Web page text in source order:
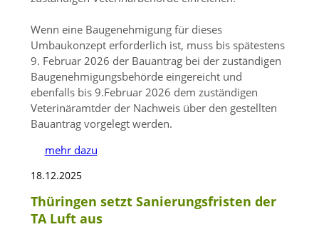
Wenn eine Baugenehmigung für dieses
Umbaukonzept erforderlich ist, muss bis spätestens
9. Februar 2026 der Bauantrag bei der zuständigen
Baugenehmigungsbehörde eingereicht und
ebenfalls bis 9.Februar 2026 dem zuständigen
Veterinäramtder der Nachweis über den gestellten
Bauantrag vorgelegt werden.
mehr dazu
18.12.2025
Thüringen setzt Sanierungsfristen der
TA Luft aus